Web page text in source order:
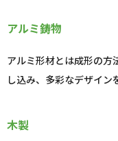
アルミ鋳物
アルミ形材とは成形の方
し込み、多彩なデザイン
木製